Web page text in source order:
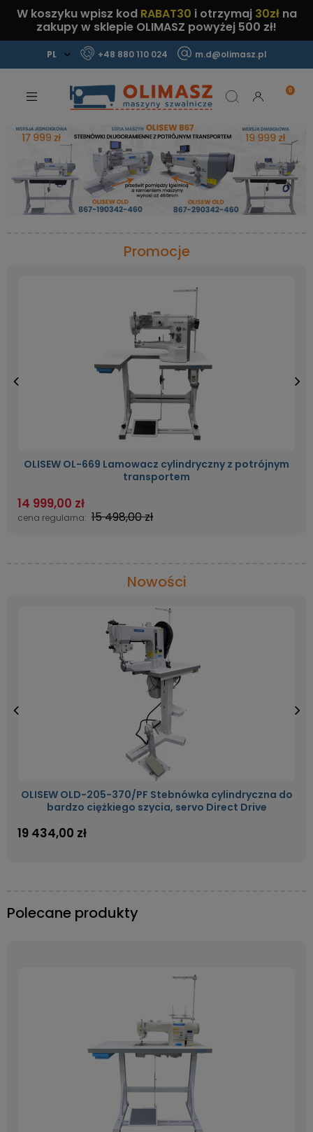
W koszyku wpisz kod RABAT30 i otrzymaj 30złna
zakupy w sklepie OLIMASZ powyżej 500 zł!
+48 880 110 024 m.d@olimasz.pl
Sprawdź!
Promocje
OLISEW OL-669 Lamowacz cylindryczny z potrójnym
transportem
14 999,00 zł
cena regularna: 15 498,00 zł
Nowości
OLISEW OLD-205-370/PF Stebnówka cylindryczna do
bardzo ciężkiego szycia, servo Direct Drive
19 434,00 zł
Polecane produkty